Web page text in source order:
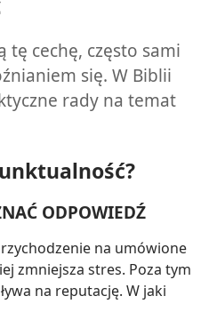
tę cechę, często sami
się. W Biblii
rady na temat
ODPOWIEDŹ
na umówione
zmniejsza stres. Poza tym
na reputację. W jaki